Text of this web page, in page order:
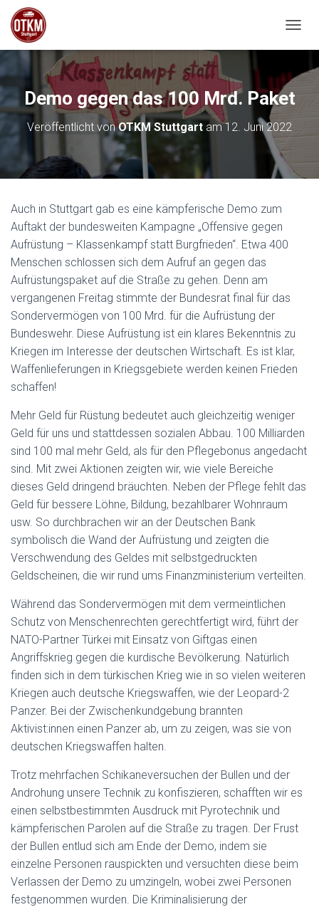
Demo gegen das 100 Mrd. Paket
Veröffentlicht vonOTKM Stuttgart am12. Juni 2022
Auch in Stuttgart gab es eine kämpferische Demo zum
Auftakt der bundesweiten Kampagne „Offensive gegen
Aufrüstung – Klassenkampf statt Burgfrieden“. Etwa 400
Menschen schlossen sich dem Aufruf an gegen das
Aufrüstungspaket auf die Straße zu gehen. Denn am
vergangenen Freitag stimmte der Bundesrat final für das
Sondervermögen von 100 Mrd. für die Aufrüstung der
Bundeswehr. Diese Aufrüstung ist ein klares Bekenntnis zu
Kriegen im Interesse der deutschen Wirtschaft. Es ist klar,
Waffenlieferungen in Kriegsgebiete werden keinen Frieden
schaffen!
Mehr Geld für Rüstung bedeutet auch gleichzeitig weniger
Geld für uns und stattdessen sozialen Abbau. 100 Milliarden
sind 100 mal mehr Geld, als für den Pflegebonus angedacht
sind. Mit zwei Aktionen zeigten wir, wie viele Bereiche
dieses Geld dringend bräuchten. Neben der Pflege fehlt das
Geld für bessere Löhne, Bildung, bezahlbarer Wohnraum
usw. So durchbrachen wir an der Deutschen Bank
symbolisch die Wand der Aufrüstung und zeigten die
Verschwendung des Geldes mit selbstgedruckten
Geldscheinen, die wir rund ums Finanzministerium verteilten.
Während das Sondervermögen mit dem vermeintlichen
Schutz von Menschenrechten gerechtfertigt wird, führt der
NATO-Partner Türkei mit Einsatz von Giftgas einen
Angriffskrieg gegen die kurdische Bevölkerung. Natürlich
finden sich in dem türkischen Krieg wie in so vielen weiteren
Kriegen auch deutsche Kriegswaffen, wie der Leopard-2
Panzer. Bei der Zwischenkundgebung brannten
Aktivist:innen einen Panzer ab, um zu zeigen, was sie von
deutschen Kriegswaffen halten.
Trotz mehrfachen Schikaneversuchen der Bullen und der
Androhung unsere Technik zu konfiszieren, schafften wir es
einen selbstbestimmten Ausdruck mit Pyrotechnik und
kämpferischen Parolen auf die Straße zu tragen. Der Frust
der Bullen entlud sich am Ende der Demo, indem sie
einzelne Personen rauspickten und versuchten diese beim
Verlassen der Demo zu umzingeln, wobei zwei Personen
festgenommen wurden. Die Kriminalisierung der